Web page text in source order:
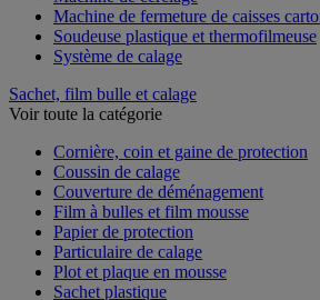
Machine de cerclage
Machine de fermeture de caisses carton
Soudeuse plastique et thermofilmeuse
Sachet, film bulle et calage
Cornière, coin et gaine de protection
Coussin de calage
Couverture de déménagement
Film à bulles et film mousse
Papier de protection
Particulaire de calage
Plot et plaque en mousse